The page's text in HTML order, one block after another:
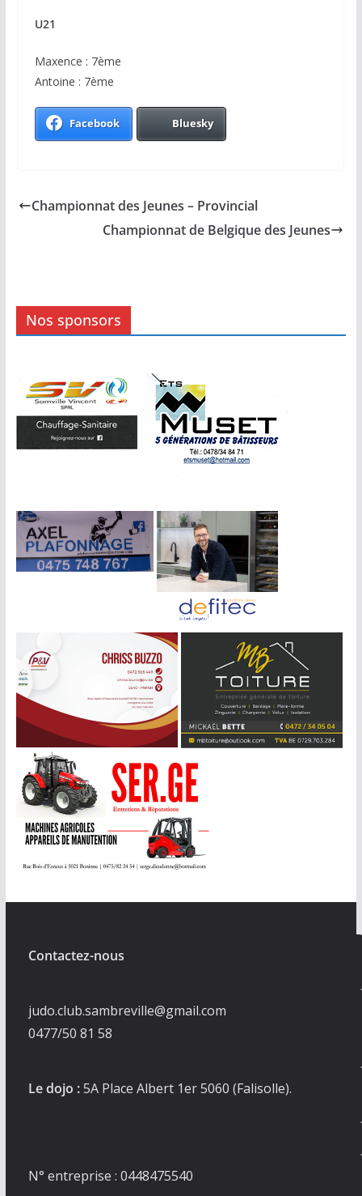
U21
Maxence : 7ème
Antoine : 7ème
Facebook Bluesky
Championnat des Jeunes – Provincial
Championnat de Belgique des Jeunes
Nos sponsors
Contactez-nous
judo.club.sambreville@gmail.com
0477/50 81 58
Le dojo :5A Place Albert 1er 5060 (Falisolle).
N° entreprise : 0448475540